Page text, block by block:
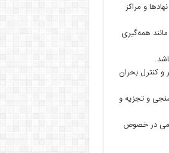
و مراکز
همه‌گیری
و کنترل بحران
و تجزیه و
در خصوص